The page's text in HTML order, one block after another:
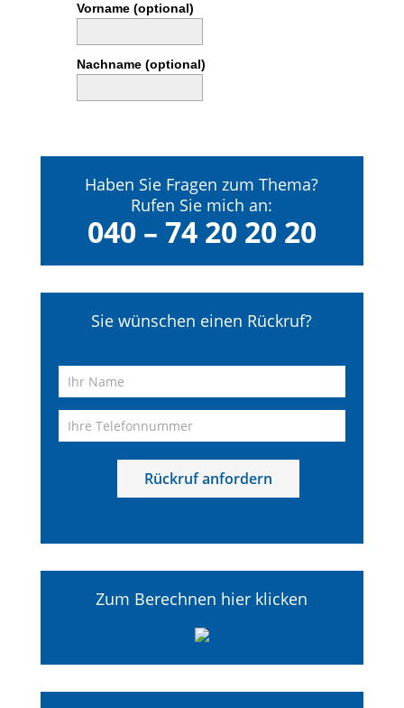
Vorname (optional)
Nachname (optional)
Haben Sie Fragen zum Thema?
Rufen Sie mich an:
040 – 74 20 20 20
Sie wünschen einen Rückruf?
Zum Berechnen hier klicken